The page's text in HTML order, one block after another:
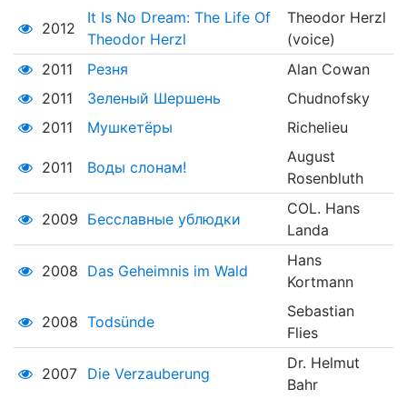
2012
It Is No Dream: The Life Of
Theodor Herzl
Theodor Herzl
(voice)
2011
Резня
Alan Cowan
2011
Зеленый Шершень
Chudnofsky
2011
Мушкeтёры Richelieu
2011 Воды слонам!
August
Rosenbluth
2009 Бесславные ублюдки
COL. Hans
Landa
2008 Das Geheimnis im Wald
Hans
Kortmann
2008 Todsünde
Sebastian
Flies
2007 Die Verzauberung
Dr. Helmut
Bahr